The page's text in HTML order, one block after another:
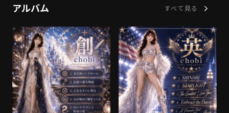
アルバム すべて見る